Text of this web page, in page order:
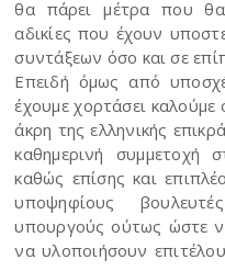
θα πάρει μέτρα που
αδικίες που έχουν
συντάξεων όσο και σε
Επειδή όμως από
έχουμε χορτάσει
άκρη της ελληνικής
καθημερινή συμμετοχή
καθώς επίσης και
υποψηφίους
υπουργούς ούτως ώστε
να υλοποιήσουν